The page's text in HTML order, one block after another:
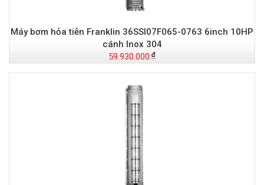
Máy bơm hỏa tiễn Franklin 36SSI07F065-0763 6inch 10HP
cánh Inox 304
59.930.000